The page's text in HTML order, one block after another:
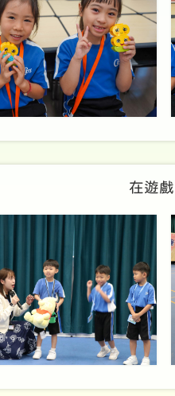
在遊